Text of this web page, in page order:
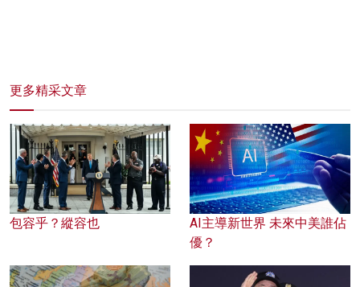
更多精采文章
包容乎？縱容也
AI主導新世界 未來中美誰佔
優？